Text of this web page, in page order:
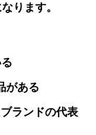
ります。
がある
ランドの代表